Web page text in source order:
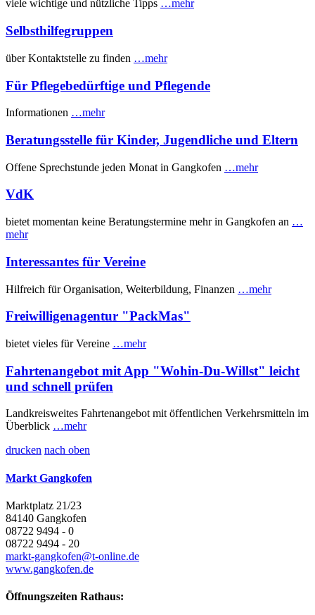
viele wichtige und nützliche Tipps …mehr
Selbsthilfegruppen
über Kontaktstelle zu finden …mehr
Für Pflegebedürftige und Pflegende
Informationen …mehr
Beratungsstelle für Kinder, Jugendliche und Eltern
Offene Sprechstunde jeden Monat in Gangkofen …mehr
VdK
bietet momentan keine Beratungstermine mehr in Gangkofen an …
mehr
Interessantes für Vereine
Hilfreich für Organisation, Weiterbildung, Finanzen …mehr
Freiwilligenagentur "PackMas"
bietet vieles für Vereine …mehr
Fahrtenangebot mit App "Wohin-Du-Willst" leicht
und schnell prüfen
Landkreisweites Fahrtenangebot mit öffentlichen Verkehrsmitteln im
Überblick …mehr
drucken nach oben
Markt Gangkofen
Marktplatz 21/23
84140 Gangkofen
08722 9494 - 0
08722 9494 - 20
markt-gangkofen@t-online.de
www.gangkofen.de
Öffnungszeiten Rathaus: